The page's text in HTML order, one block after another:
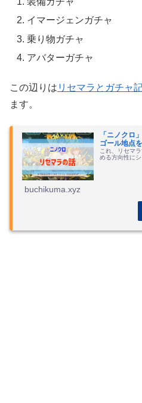
イマージェンガチャ
乗り物ガチャ
アバターガチャ
この辺りは リセマラとガチャ
ます。
「ニノクロ
ゴール地点
これ、リセマ
める方向性にシ
buchikuma.xyz